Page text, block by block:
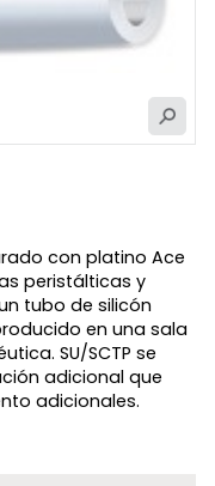
con platino Ace
peristálticas y
tubo de silicón
en una sala
SU/SCTP se
adicional que
adicionales.